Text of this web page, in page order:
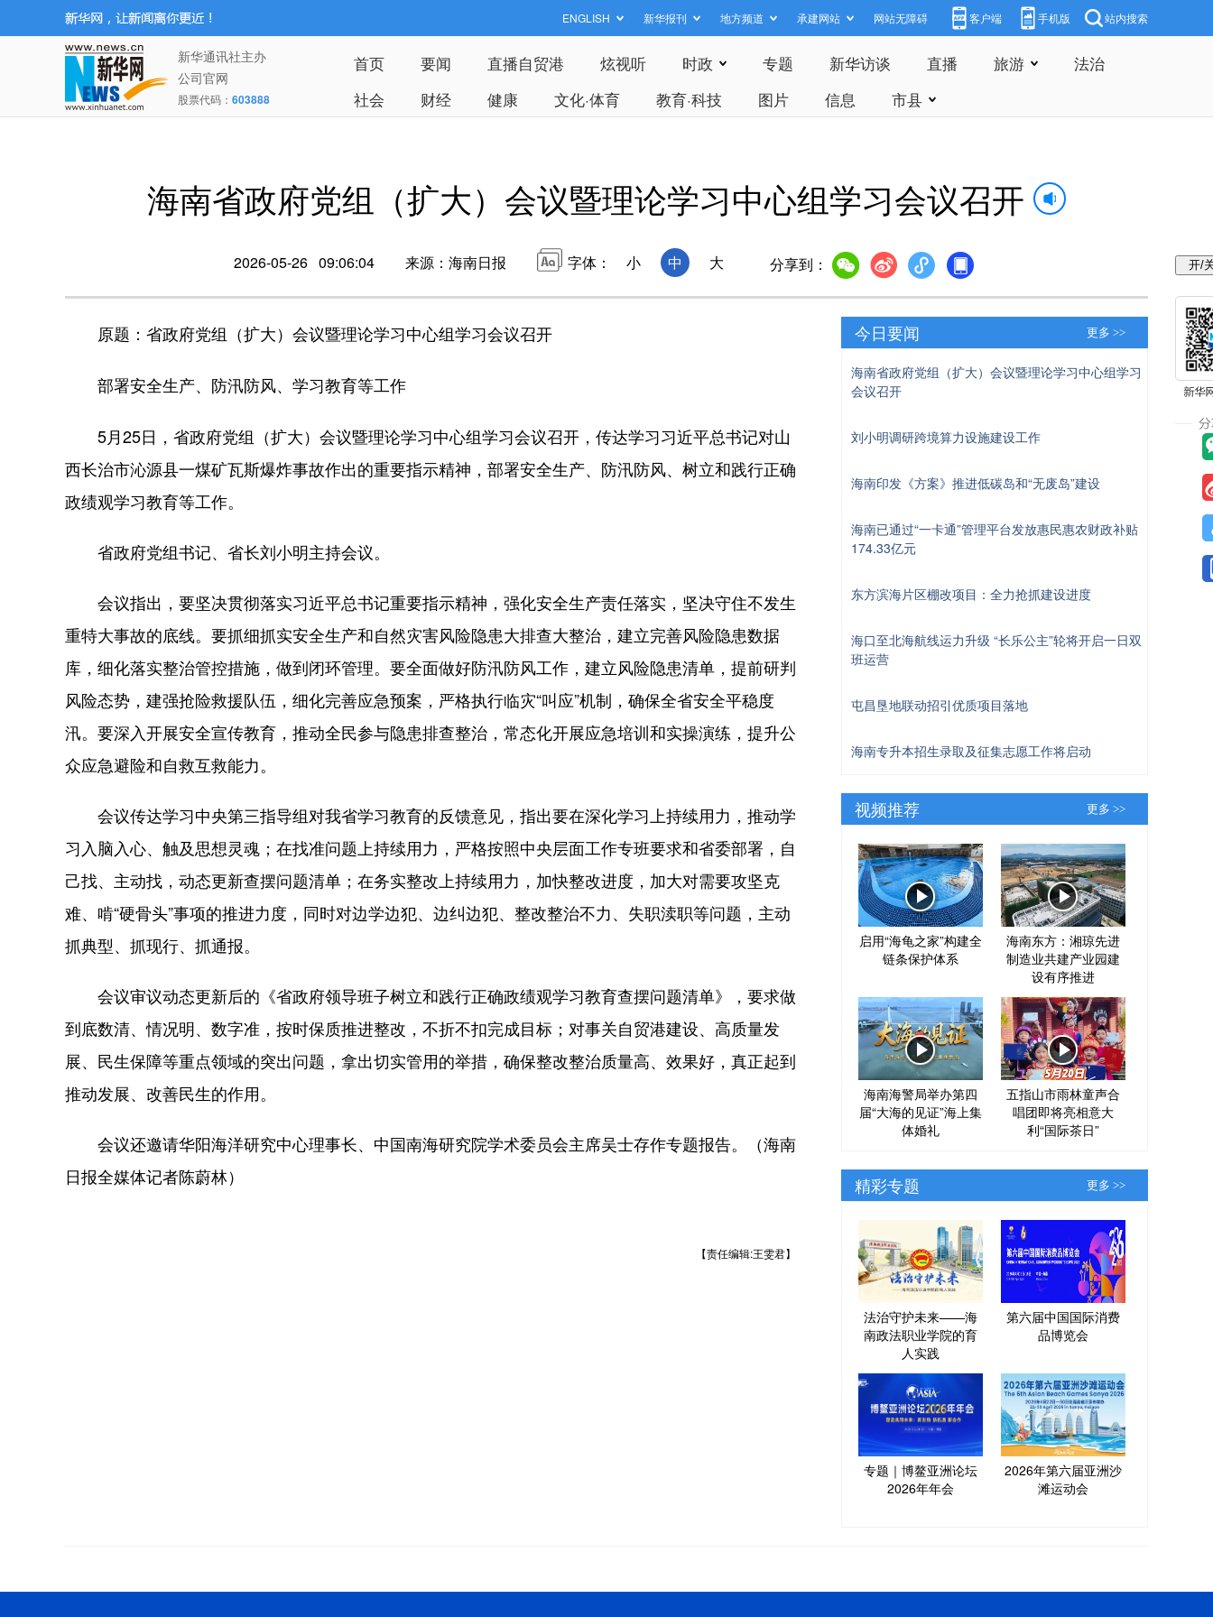
ENGLISH 新华报刊 地方频道 承建网站 网站无障碍 客户端 手机版 站内搜索
新华通讯社主办
公司官网
股票代码： 603888
首页 要闻 直播自贸港 炫视听 时政 专题 新华访谈 直播 旅游
法治
社会
财经 健康 文化·体育 教育·科技 图片 信息 市县
海南省政府党组（扩大）会议暨理论学习中心组学习会议召开
2026-05-26 09:06:04 来源：海南日报 字体： 小 中 大 分享到：
原题：省政府党组（扩大）会议暨理论学习中心组学习会议召开
部署安全生产、防汛防风、学习教育等工作
5月25日，省政府党组（扩大）会议暨理论学习中心组学习会议召开，传达学习习近平总书记对山
西长治市沁源县一煤矿瓦斯爆炸事故作出的重要指示精神，部署安全生产、防汛防风、树立和践行正确
政绩观学习教育等工作。
省政府党组书记、省长刘小明主持会议。
会议指出，要坚决贯彻落实习近平总书记重要指示精神，强化安全生产责任落实，坚决守住不发生
重特大事故的底线。要抓细抓实安全生产和自然灾害风险隐患大排查大整治，建立完善风险隐患数据
库，细化落实整治管控措施，做到闭环管理。要全面做好防汛防风工作，建立风险隐患清单，提前研判
风险态势，建强抢险救援队伍，细化完善应急预案，严格执行临灾“叫应”机制，确保全省安全平稳度
汛。要深入开展安全宣传教育，推动全民参与隐患排查整治，常态化开展应急培训和实操演练，提升公
众应急避险和自救互救能力。
会议传达学习中央第三指导组对我省学习教育的反馈意见，指出要在深化学习上持续用力，推动学
习入脑入心、触及思想灵魂；在找准问题上持续用力，严格按照中央层面工作专班要求和省委部署，自
己找、主动找，动态更新查摆问题清单；在务实整改上持续用力，加快整改进度，加大对需要攻坚克
难、啃“硬骨头”事项的推进力度，同时对边学边犯、边纠边犯、整改整治不力、失职渎职等问题，主动
抓典型、抓现行、抓通报。
会议审议动态更新后的《省政府领导班子树立和践行正确政绩观学习教育查摆问题清单》，要求做
到底数清、情况明、数字准，按时保质推进整改，不折不扣完成目标；对事关自贸港建设、高质量发
展、民生保障等重点领域的突出问题，拿出切实管用的举措，确保整改整治质量高、效果好，真正起到
推动发展、改善民生的作用。
会议还邀请华阳海洋研究中心理事长、中国南海研究院学术委员会主席吴士存作专题报告。（海南
日报全媒体记者陈蔚林）
【责任编辑:王雯君】
今日要闻 更多 >>
海南省政府党组（扩大）会议暨理论学习中心组学习
会议召开
刘小明调研跨境算力设施建设工作
海南印发《方案》推进低碳岛和“无废岛”建设
海南已通过“一卡通”管理平台发放惠民惠农财政补贴
174.33亿元
东方滨海片区棚改项目：全力抢抓建设进度
海口至北海航线运力升级 “长乐公主”轮将开启一日双
班运营
屯昌垦地联动招引优质项目落地
海南专升本招生录取及征集志愿工作将启动
视频推荐 更多 >>
启用“海龟之家”构建全
链条保护体系
海南东方：湘琼先进
制造业共建产业园建
设有序推进
海南海警局举办第四
届“大海的见证”海上集
体婚礼
五指山市雨林童声合
唱团即将亮相意大
利“国际茶日”
精彩专题 更多 >>
法治守护未来——海
南政法职业学院的育
人实践
第六届中国国际消费
品博览会
专题｜博鳌亚洲论坛
2026年年会
2026年第六届亚洲沙
滩运动会